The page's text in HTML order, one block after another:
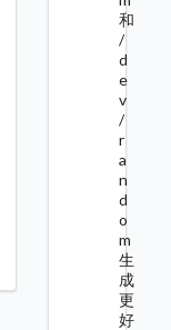
和
/
d
e
v
/
r
a
n
d
o
m
生
成
更
好